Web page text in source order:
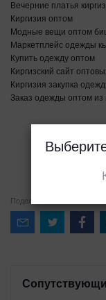
Вечерние платья
Киргизия оптом
Модные вещи оптом
Маркетплейс одежды
Купить одежду оптом
Киргизский сайт
Киргизия закупка
Заказ одежды оптом из
Поделиться